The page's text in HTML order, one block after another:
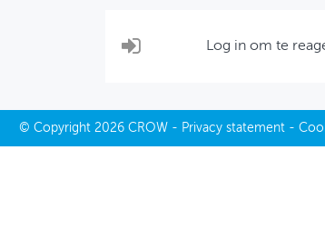
Log in om te
© Copyright2026 CROW - Privacy statement-